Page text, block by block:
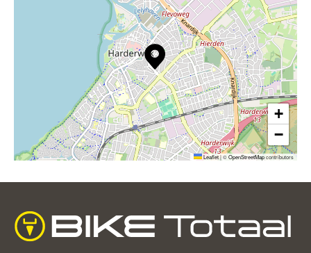
+
−
Leaflet|©OpenStreetMapcontributors
home